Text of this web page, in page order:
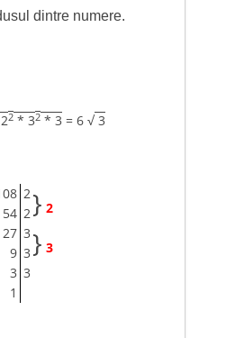
dintre numere.
22 * 32 * 3 = 6 √ 3
2} 2
54 2
27 3 } 3
9 3
3 3
1